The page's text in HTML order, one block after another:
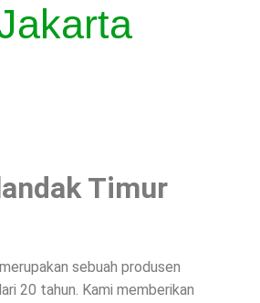
Timur
merupakan sebuah produsen
20 tahun. Kami memberikan